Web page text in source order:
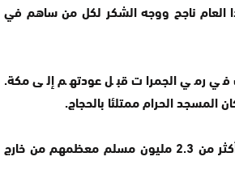
العام ناجح ووجه الشكر لكل من ساهم في
رمي الجمرات قبل عودتهم إلى مكة.
الحرام ممتلئا بالحجاج.
ويؤدي الحج هذا العام أكثر من 2.3 مليون مسلم معظمهم من خارج